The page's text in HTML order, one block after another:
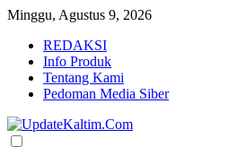
Minggu, Agustus 9, 2026
REDAKSI
Info Produk
Tentang Kami
Pedoman Media Siber